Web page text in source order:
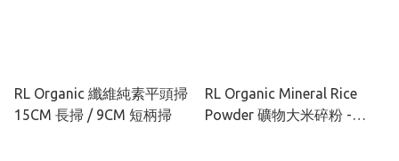
RL Organic 纖維純素平頭掃
15CM 長掃 / 9CM 短柄掃
RL Organic Mineral Rice
Powder 礦物大米碎粉 -